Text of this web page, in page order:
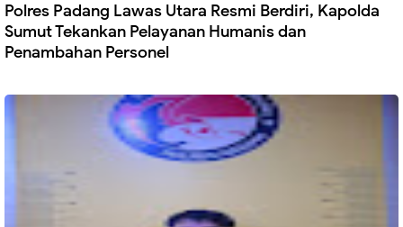
Polres Padang Lawas Utara Resmi Berdiri, Kapolda
Sumut Tekankan Pelayanan Humanis dan
Penambahan Personel